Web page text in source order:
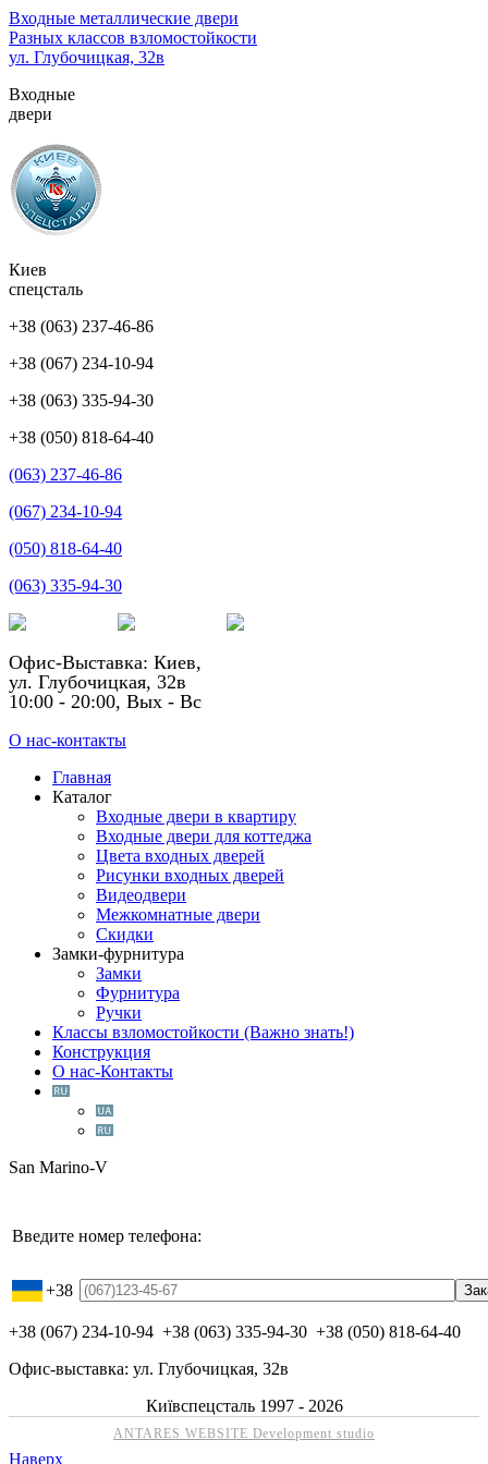
Перейти
к
содержимому
Enter)
Входные металлические двери
Разных классов взломостойкости
ул. Глубочицкая, 32в
Входные
двери
Киев
спецсталь
+38 (063) 237-46-86
+38 (067) 234-10-94
+38 (063) 335-94-30
+38 (050) 818-64-40
(063) 237-46-86
(067) 234-10-94
(050) 818-64-40
(063) 335-94-30
Офис-Выставка: Киев,
ул. Глубочицкая, 32в
10:00 - 20:00, Вых - Вс
О нас-контакты
Главная
Каталог
Входные двери в квартиру
Входные двери для коттеджа
Цвета входных дверей
Рисунки входных дверей
Видеодвери
Межкомнатные двери
Скидки
Замки-фурнитура
Замки
Фурнитура
Ручки
Классы взломостойкости (Важно знать!)
Конструкция
О нас-Контакты
San Marino-V
Введите номер телефона:
+38
+38 (067) 234-10-94 +38 (063) 335-94-30 +38 (050) 818-64-40
Офис-выставка: ул. Глубочицкая, 32в
Київспецсталь 1997 - 2026
ANTARES WEBSITE Development studio
Наверх